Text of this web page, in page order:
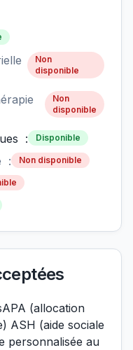
Non
disponible
Non
disponible
: Disponible
: Non disponible
(allocation
ASH (aide sociale
personnalisée au